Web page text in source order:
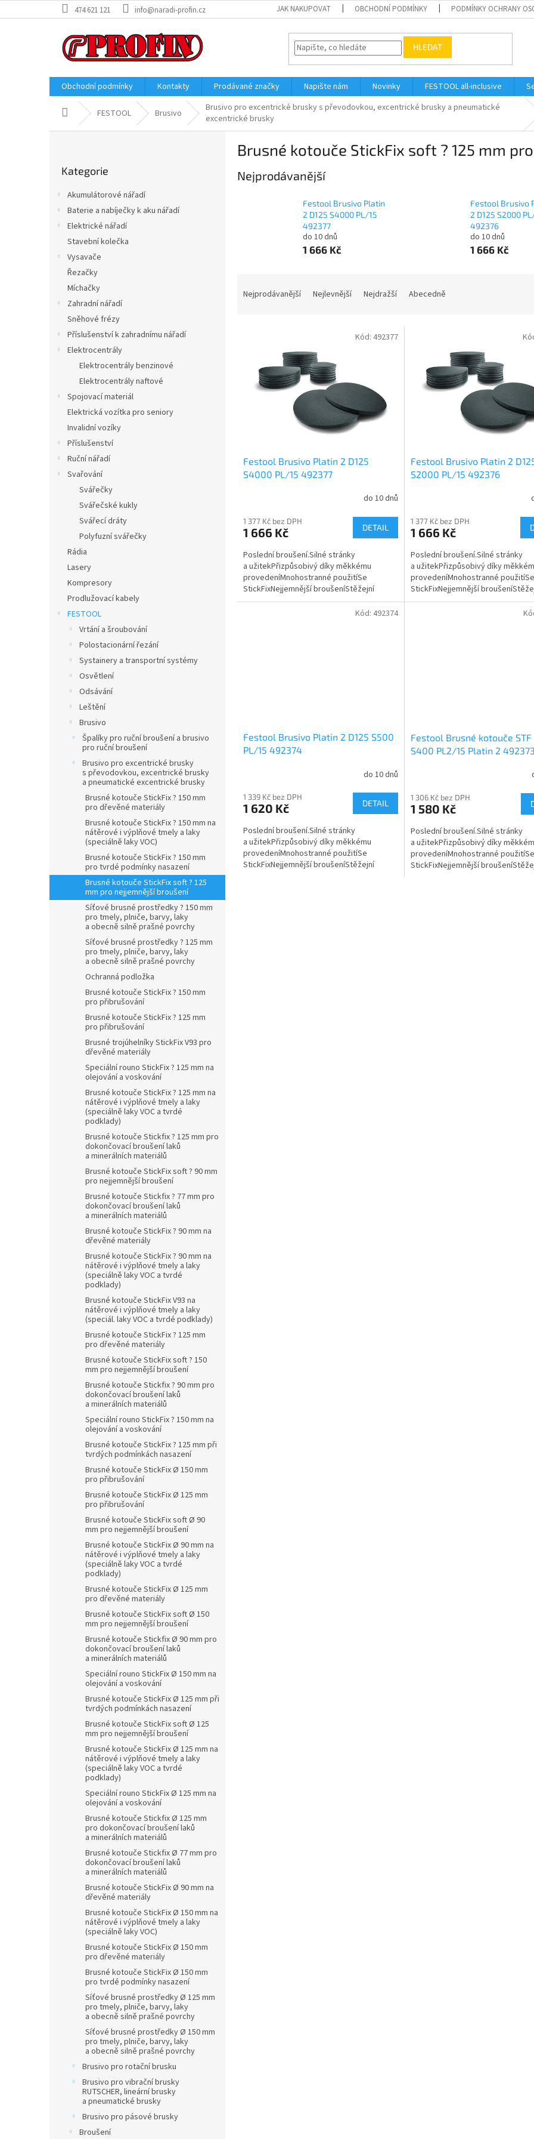
na
474 621 121 info@naradi-profin.cz JAK NAKUPOVAT OBCHODNÍ PODMÍNKY PODMÍNKY OCHRANY
HLEDAT
Obchodní podmínky Kontakty Prodávané značky Napište nám Novinky FESTOOL all-inclusive
Domů FESTOOL Brusivo
Brusivo pro excentrické brusky s převodovkou, excentrické brusky a pneumatické
excentrické brusky
kategorie
Kategorie
Akumulátorové nářadí
Baterie a nabíječky k aku nářadí
Elektrické nářadí
Stavební kolečka
Vysavače
Řezačky
Míchačky
Zahradní nářadí
Sněhové frézy
Příslušenství k zahradnímu nářadí
Elektrocentrály
Elektrocentrály benzinové
Elektrocentrály naftové
Spojovací materiál
Elektrická vozítka pro seniory
Invalidní vozíky
Příslušenství
Ruční nářadí
Svařování
Svářečky
Svářečské kukly
Svářecí dráty
Polyfuzní svářečky
Rádia
Lasery
Kompresory
Prodlužovací kabely
FESTOOL
Vrtání a šroubování
Polostacionární řezání
Systainery a transportní systémy
Osvětlení
Odsávání
Leštění
Brusivo
Špalíky pro ruční broušení a brusivo
pro ruční broušení
Brusivo pro excentrické brusky
s převodovkou, excentrické brusky
a pneumatické excentrické brusky
Brusné kotouče StickFix ? 150 mm
pro dřevěné materiály
Brusné kotouče StickFix ? 150 mm na
nátěrové i výplňové tmely a laky
(speciálně laky VOC)
Brusné kotouče StickFix ? 150 mm
pro tvrdé podmínky nasazení
Brusné kotouče StickFix soft ? 125
mm pro nejjemnější broušení
Síťové brusné prostředky ? 150 mm
pro tmely, plniče, barvy, laky
a obecně silně prašné povrchy
Síťové brusné prostředky ? 125 mm
pro tmely, plniče, barvy, laky
a obecně silně prašné povrchy
Ochranná podložka
Brusné kotouče StickFix ? 150 mm
pro přibrušování
Brusné kotouče StickFix ? 125 mm
pro přibrušování
Brusné trojúhelníky StickFix V93 pro
dřevěné materiály
Speciální rouno StickFix ? 125 mm na
olejování a voskování
Brusné kotouče StickFix ? 125 mm na
nátěrové i výplňové tmely a laky
(speciálně laky VOC a tvrdé
podklady)
Brusné kotouče Stickfix ? 125 mm pro
dokončovací broušení laků
a minerálních materiálů
Brusné kotouče StickFix soft ? 90 mm
pro nejjemnější broušení
Brusné kotouče Stickfix ? 77 mm pro
dokončovací broušení laků
a minerálních materiálů
Brusné kotouče StickFix ? 90 mm na
dřevěné materiály
Brusné kotouče StickFix ? 90 mm na
nátěrové i výplňové tmely a laky
(speciálně laky VOC a tvrdé
podklady)
Brusné kotouče StickFix V93 na
nátěrové i výplňové tmely a laky
(speciál. laky VOC a tvrdé podklady)
Brusné kotouče StickFix ? 125 mm
pro dřevěné materiály
Brusné kotouče StickFix soft ? 150
mm pro nejjemnější broušení
Brusné kotouče Stickfix ? 90 mm pro
dokončovací broušení laků
a minerálních materiálů
Speciální rouno StickFix ? 150 mm na
olejování a voskování
Brusné kotouče StickFix ? 125 mm při
tvrdých podmínkách nasazení
Brusné kotouče StickFix Ø 150 mm
pro přibrušování
Brusné kotouče StickFix Ø 125 mm
pro přibrušování
Brusné kotouče StickFix soft Ø 90
mm pro nejjemnější broušení
Brusné kotouče StickFix Ø 90 mm na
nátěrové i výplňové tmely a laky
(speciálně laky VOC a tvrdé
podklady)
Brusné kotouče StickFix Ø 125 mm
pro dřevěné materiály
Brusné kotouče StickFix soft Ø 150
mm pro nejjemnější broušení
Brusné kotouče Stickfix Ø 90 mm pro
dokončovací broušení laků
a minerálních materiálů
Speciální rouno StickFix Ø 150 mm na
olejování a voskování
Brusné kotouče StickFix Ø 125 mm při
tvrdých podmínkách nasazení
Brusné kotouče StickFix soft Ø 125
mm pro nejjemnější broušení
Brusné kotouče StickFix Ø 125 mm na
nátěrové i výplňové tmely a laky
(speciálně laky VOC a tvrdé
podklady)
Speciální rouno StickFix Ø 125 mm na
olejování a voskování
Brusné kotouče Stickfix Ø 125 mm
pro dokončovací broušení laků
a minerálních materiálů
Brusné kotouče Stickfix Ø 77 mm pro
dokončovací broušení laků
a minerálních materiálů
Brusné kotouče StickFix Ø 90 mm na
dřevěné materiály
Brusné kotouče StickFix Ø 150 mm na
nátěrové i výplňové tmely a laky
(speciálně laky VOC)
Brusné kotouče StickFix Ø 150 mm
pro dřevěné materiály
Brusné kotouče StickFix Ø 150 mm
pro tvrdé podmínky nasazení
Síťové brusné prostředky Ø 125 mm
pro tmely, plniče, barvy, laky
a obecně silně prašné povrchy
Síťové brusné prostředky Ø 150 mm
pro tmely, plniče, barvy, laky
a obecně silně prašné povrchy
Brusivo pro rotační brusku
Brusivo pro vibrační brusky
RUTSCHER, lineární brusky
a pneumatické brusky
Brusivo pro pásové brusky
Broušení
Brusné kotouče StickFix soft ? 125 mm
Nejprodávanější
Festool Brusivo Platin
2 D125 S4000 PL/15
492377
do 10 dnů
1 666 Kč
Festool Brusivo
2 D125 S2000
492376
do 10 dnů
1 666 Kč
Nejprodávanější Nejlevnější Nejdražší Abecedně
Festool Brusivo Platin 2 D125
S4000 PL/15 492377
do 10 dnů
1 377 Kč bez DPH
1 666 Kč DETAIL
Poslední broušení.Silné stránky
a užitekPřizpůsobivý díky měkkému
provedeníMnohostranné použitíSe
StickFixNejjemnější broušeníStěžejní
oblasti použitívelmi výkonné brusivo pro...
Kód: 492377
Festool Brusivo Platin 2
S2000 PL/15 492376
1 377 Kč bez DPH
1 666 Kč
Poslední broušení.Silné stránky
a užitekPřizpůsobivý díky
provedeníMnohostranné použitíSe
StickFixNejjemnější
oblasti použitívelmi výkonné
Festool Brusivo Platin 2 D125 S500
PL/15 492374
do 10 dnů
1 339 Kč bez DPH
1 620 Kč DETAIL
Poslední broušení.Silné stránky
a užitekPřizpůsobivý díky měkkému
provedeníMnohostranné použitíSe
StickFixNejjemnější broušeníStěžejní
Kód: 492374
Festool Brusné kotouče
S400 PL2/15 Platin 2 492373
1 306 Kč bez DPH
1 580 Kč
Poslední broušení.Silné stránky
a užitekPřizpůsobivý díky
provedeníMnohostranné použitíSe
StickFixNejjemnější